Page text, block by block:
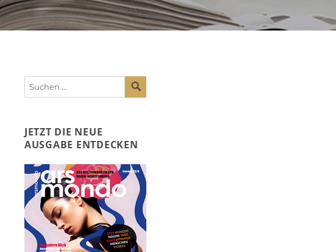
Suchen
nach:
SUCHEN
JETZT DIE NEUE
AUSGABE ENTDECKEN